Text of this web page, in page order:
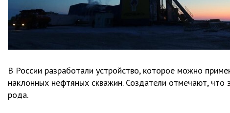
В России разработали устройство, которое можно
наклонных нефтяных скважин. Создатели отмечают, что
рода.